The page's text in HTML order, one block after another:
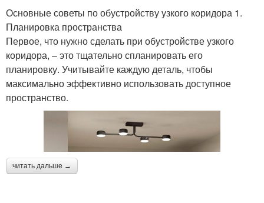
Основные советы по обустройству узкого коридора 1.
Планировка пространства
Первое, что нужно сделать при обустройстве узкого
коридора, – это тщательно спланировать его
планировку. Учитывайте каждую деталь, чтобы
максимально эффективно использовать доступное
пространство.
читать дальше →